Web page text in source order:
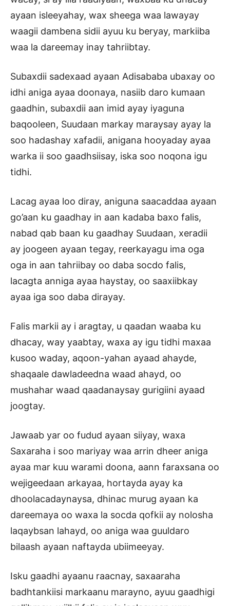
ayaan isleeyahay, wax sheega waa lawayay
waagii dambena sidii ayuu ku beryay, markiiba
waa la dareemay inay tahriibtay.
Subaxdii sadexaad ayaan Adisababa ubaxay oo
idhi aniga ayaa doonaya, nasiib daro kumaan
gaadhin, subaxdii aan imid ayay iyaguna
baqooleen, Suudaan markay maraysay ayay la
soo hadashay xafadii, anigana hooyaday ayaa
warka ii soo gaadhsiisay, iska soo noqona igu
tidhi.
Lacag ayaa loo diray, aniguna saacaddaa ayaan
go’aan ku gaadhay in aan kadaba baxo falis,
nabad qab baan ku gaadhay Suudaan, xeradii
ay joogeen ayaan tegay, reerkayagu ima oga
oga in aan tahriibay oo daba socdo falis,
lacagta anniga ayaa haystay, oo saaxiibkay
ayaa iga soo daba dirayay.
Falis markii ay i aragtay, u qaadan waaba ku
dhacay, way yaabtay, waxa ay igu tidhi maxaa
kusoo waday, aqoon-yahan ayaad ahayde,
shaqaale dawladeedna waad ahayd, oo
mushahar waad qaadanaysay gurigiini ayaad
joogtay.
Jawaab yar oo fudud ayaan siiyay, waxa
Saxaraha i soo mariyay waa arrin dheer aniga
ayaa mar kuu warami doona, aann faraxsana oo
wejigeedaan arkayaa, hortayda ayay ka
dhoolacadaynaysa, dhinac murug ayaan ka
dareemaya oo waxa la socda qofkii ay nolosha
laqaybsan lahayd, oo aniga waa guuldaro
bilaash ayaan naftayda ubiimeeyay.
Isku gaadhi ayaanu raacnay, saxaaraha
badhtankiisi markaanu marayno, ayuu gaadhigi